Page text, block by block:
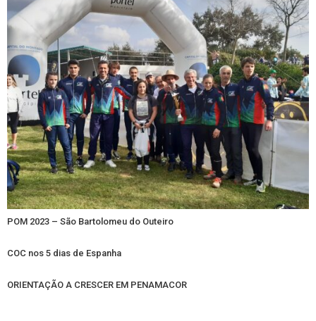
POM 2023 – São Bartolomeu do Outeiro
COC nos 5 dias de Espanha
ORIENTAÇÃO A CRESCER EM PENAMACOR